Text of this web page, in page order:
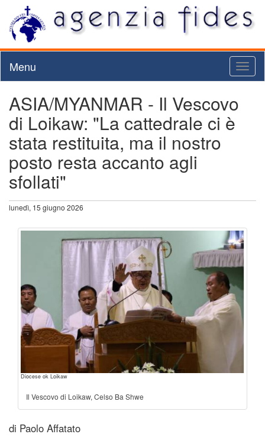
Menu
ASIA/MYANMAR - Il Vescovo
di Loikaw: "La cattedrale ci è
stata restituita, ma il nostro
posto resta accanto agli
sfollati"
lunedì, 15 giugno 2026
Diocese ok Loikaw
Il Vescovo di Loikaw, Celso Ba Shwe
di Paolo Affatato